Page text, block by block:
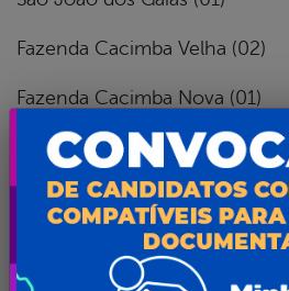
Fazenda Cacimba Velha (02)
Fazenda Cacimba Nova (01)
Maxixeiro (02)
Jardim das Oliveiras (01)
Fazenda Saco da Roça (01)